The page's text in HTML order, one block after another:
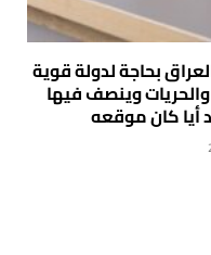
بحاجة لدولة قوية
وينصف فيها
أيا كان موقعه